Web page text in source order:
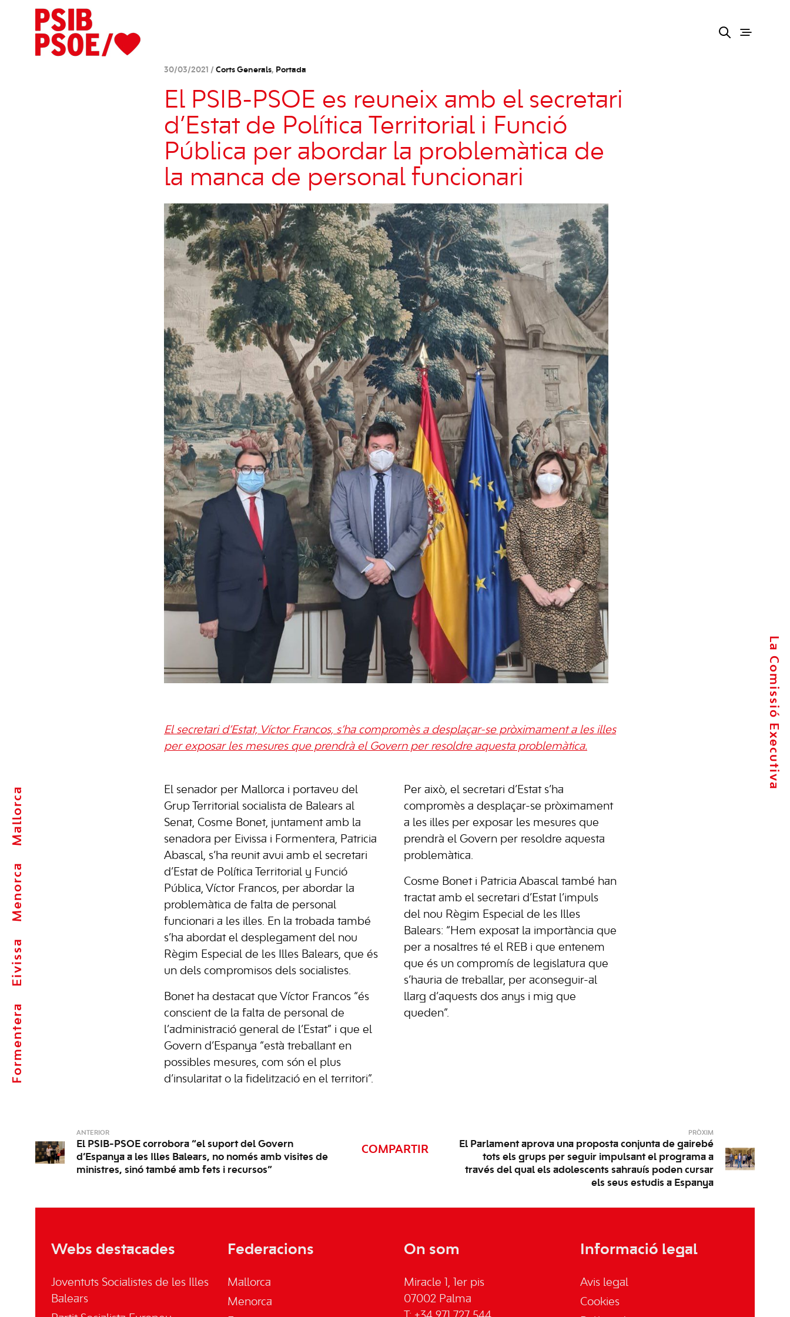
Formentera
Eivissa
Menorca
Mallorca
La Comissió Executiva
30/03/2021 / Corts Generals, Portada
El PSIB-PSOE es reuneix amb el secretari
d’Estat de Política Territorial i Funció
Pública per abordar la problemàtica de
la manca de personal funcionari
El secretari d’Estat, Víctor Francos, s’ha compromès a desplaçar-se pròximament a les illes
per exposar les mesures que prendrà el Govern per resoldre aquesta problemàtica.
El senador per Mallorca i portaveu del
Grup Territorial socialista de Balears al
Senat, Cosme Bonet, juntament amb la
senadora per Eivissa i Formentera, Patricia
Abascal, s’ha reunit avui amb el secretari
d’Estat de Política Territorial y Funció
Pública, Víctor Francos, per abordar la
problemàtica de falta de personal
funcionari a les illes. En la trobada també
s’ha abordat el desplegament del nou
Règim Especial de les Illes Balears, que és
un dels compromisos dels socialistes.
Bonet ha destacat que Víctor Francos “és
conscient de la falta de personal de
l’administració general de l’Estat” i que el
Govern d’Espanya “està treballant en
possibles mesures, com són el plus
d’insularitat o la fidelització en el territori”.
Per això, el secretari d’Estat s’ha
compromès a desplaçar-se pròximament
a les illes per exposar les mesures que
prendrà el Govern per resoldre aquesta
problemàtica.
Cosme Bonet i Patricia Abascal també han
tractat amb el secretari d’Estat l’impuls
del nou Règim Especial de les Illes
Balears: “Hem exposat la importància que
per a nosaltres té el REB i que entenem
que és un compromís de legislatura que
s’hauria de treballar, per aconseguir-al
llarg d’aquests dos anys i mig que
queden”.
ANTERIOR
El PSIB-PSOE corrobora “el suport del Govern
d’Espanya a les Illes Balears, no només amb visites de
ministres, sinó també amb fets i recursos”
COMPARTIR
PRÒXIM
El Parlament aprova una proposta conjunta de gairebé
tots els grups per seguir impulsant el programa a
través del qual els adolescents sahrauís poden cursar
els seus estudis a Espanya
Webs destacades
Joventuts Socialistes de les Illes
Balears
Federacions
Mallorca
Menorca
On som
Miracle 1, 1er pis
07002 Palma
Informació legal
Avis legal
Cookies